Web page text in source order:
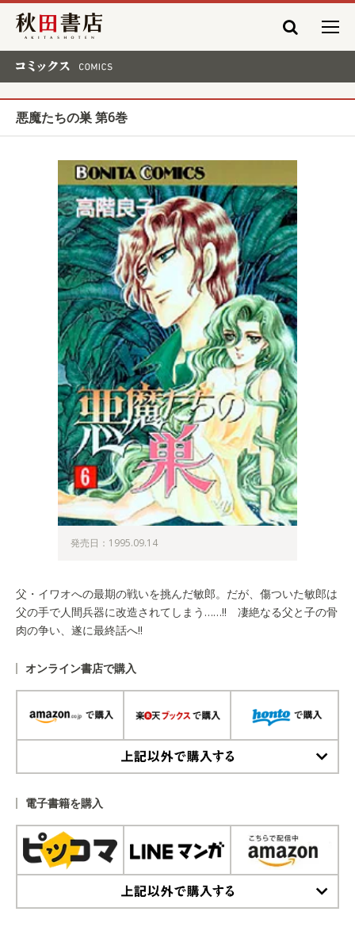
秋田書店
悪魔たちの巣 第6巻
発売日：1995.09.14
父・イワオへの最期の戦いを挑んだ敏郎。だが、傷ついた敏郎は
父の手で人間兵器に改造されてしまう……!! 凄絶なる父と子の骨
肉の争い、遂に最終話へ!!
オンライン書店で購入
電子書籍を購入